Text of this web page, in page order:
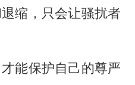
缩，只会让骚扰者
能保护自己的尊严